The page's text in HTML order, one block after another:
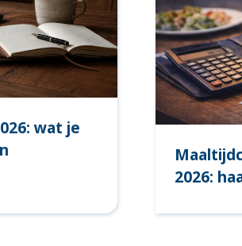
wat je
2026: